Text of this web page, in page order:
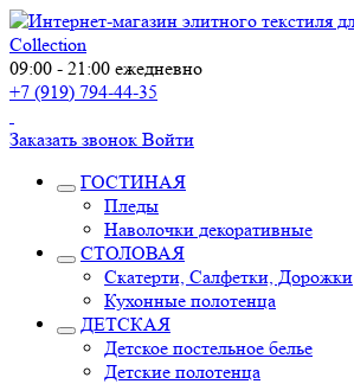
09:00 - 21:00 ежедневно
+7 (919) 794-44-35
Заказать звонок Войти
ГОСТИНАЯ
Пледы
Наволочки декоративные
СТОЛОВАЯ
Скатерти, Салфетки, Дорожки
Кухонные полотенца
ДЕТСКАЯ
Детское постельное белье
Детские полотенца